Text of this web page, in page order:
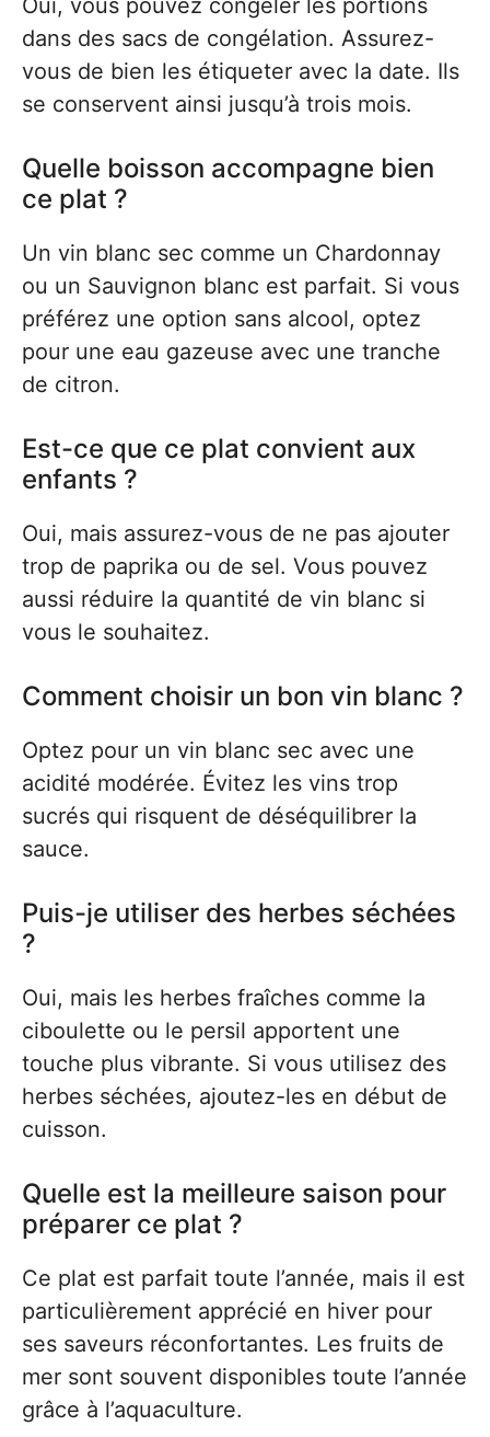
Oui, vous pouvez congeler les portions
dans des sacs de congélation. Assurez-
vous de bien les étiqueter avec la date. Ils
se conservent ainsi jusqu’à trois mois.
Quelle boisson accompagne bien
ce plat ?
Un vin blanc sec comme un Chardonnay
ou un Sauvignon blanc est parfait. Si vous
préférez une option sans alcool, optez
pour une eau gazeuse avec une tranche
de citron.
Est-ce que ce plat convient aux
enfants ?
Oui, mais assurez-vous de ne pas ajouter
trop de paprika ou de sel. Vous pouvez
aussi réduire la quantité de vin blanc si
vous le souhaitez.
Comment choisir un bon vin blanc ?
Optez pour un vin blanc sec avec une
acidité modérée. Évitez les vins trop
sucrés qui risquent de déséquilibrer la
sauce.
Puis-je utiliser des herbes séchées
?
Oui, mais les herbes fraîches comme la
ciboulette ou le persil apportent une
touche plus vibrante. Si vous utilisez des
herbes séchées, ajoutez-les en début de
cuisson.
Quelle est la meilleure saison pour
préparer ce plat ?
Ce plat est parfait toute l’année, mais il est
particulièrement apprécié en hiver pour
ses saveurs réconfortantes. Les fruits de
mer sont souvent disponibles toute l’année
grâce à l’aquaculture.